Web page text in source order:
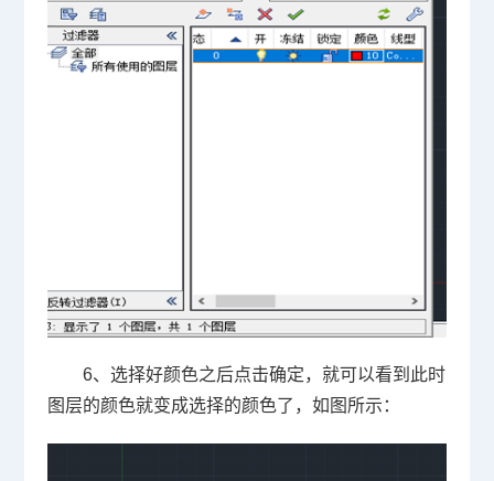
6、选择好颜色之后点击确定，就可以看到此时
图层的颜色就变成选择的颜色了，如图所示：